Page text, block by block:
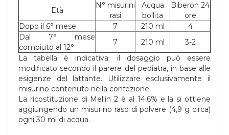
Età
N° misurini
rasi
Acqua
bollita
Biberon 24
ore
Dopo il 6° mese
7 210 ml
4
Dal 7° mese
compiuto al 12°
7 210 ml
3-2
La tabella è indicativa: il dosaggio può essere
modificato secondo il parere del pediatra, in base alle
esigenze del lattante. Utilizzare esclusivamente il
misurino contenuto nella confezione.
La ricostituzione di Mellin 2 è al 14,6% e la si ottiene
aggiungendo un misurino raso di polvere (4,9 g circa)
ogni 30 ml di acqua.